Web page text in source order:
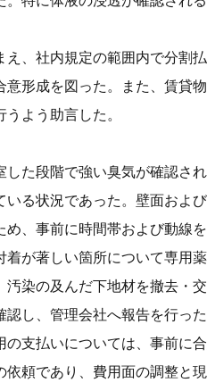
、社内規定の範囲内で分割
形成を図った。また、賃貸
よう助言した。
た段階で強い臭気が確認さ
る状況であった。壁面およ
、事前に時間帯および動線
が著しい箇所について専用
染の及んだ下地材を撤去・交
し、管理会社へ報告を行っ
支払いについては、事前に
頼であり、費用面の調整と